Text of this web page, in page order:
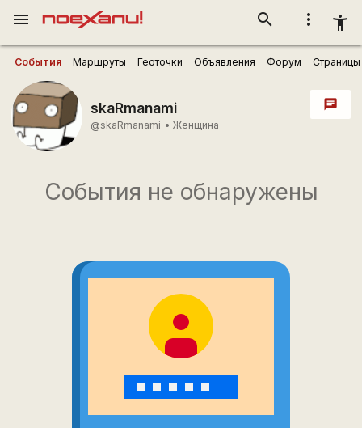
more_vert accessibility_new
search
menu
События Маршруты Геоточки Объявления Форум Страницы
skaRmanami
@skaRmanami • Женщина
chat
События не обнаружены